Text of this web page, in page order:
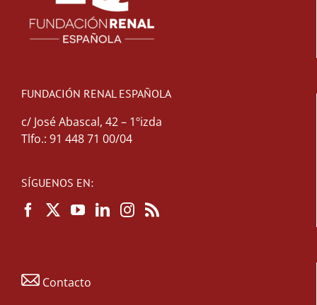
FUNDACIÓN RENAL ESPAÑOLA
c/ José Abascal, 42 – 1ºizda
Tlfo.: 91 448 71 00/04
SÍGUENOS EN:
Contacto